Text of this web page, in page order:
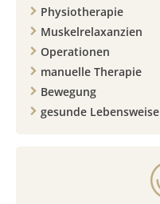
Physiotherapie
Muskelrelaxanzien
Operationen
manuelle Therapie
Bewegung
gesunde Lebensweise